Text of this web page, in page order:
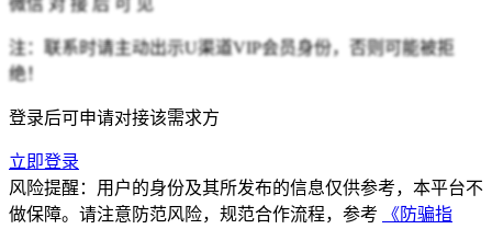
注：联系时请主动出示U渠道VIP会员身份，否则可能被拒
绝！
登录后可申请对接该需求方
立即登录
风险提醒：用户的身份及其所发布的信息仅供参考，本平台不
做保障。请注意防范风险，规范合作流程，参考
《防骗指